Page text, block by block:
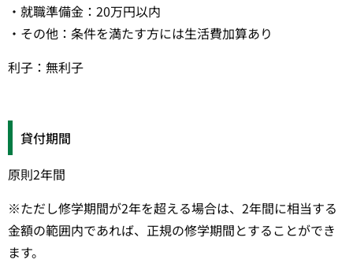
・就職準備金：20万円以内
・その他：条件を満たす方には生活費加算あり
利子：無利子
貸付期間
原則2年間
※ただし修学期間が2年を超える場合は、2年間に相当する
金額の範囲内であれば、正規の修学期間とすることができ
ます。